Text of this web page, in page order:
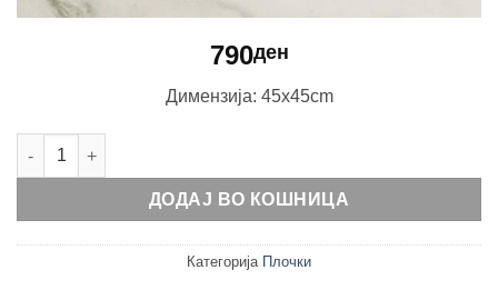
790ден
Димензија: 45x45cm
Donna Blanco количина
ДОДАЈ ВО КОШНИЦА
Категорија Плочки